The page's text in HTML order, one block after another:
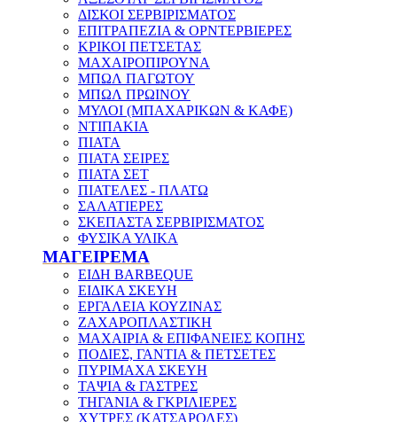
ΔΙΣΚΟΙ ΣΕΡΒΙΡΙΣΜΑΤΟΣ
ΕΠΙΤΡΑΠΕΖΙΑ & ΟΡΝΤΕΡΒΙΕΡΕΣ
ΚΡΙΚΟΙ ΠΕΤΣΕΤΑΣ
ΜΑΧΑΙΡΟΠΙΡΟΥΝΑ
ΜΠΩΛ ΠΑΓΩΤΟΥ
ΜΠΩΛ ΠΡΩΙΝΟΥ
ΜΥΛΟΙ (ΜΠΑΧΑΡΙΚΩΝ & ΚΑΦΕ)
ΝΤΙΠΑΚΙΑ
ΠΙΑΤΑ
ΠΙΑΤΑ ΣΕΙΡΕΣ
ΠΙΑΤΑ ΣΕΤ
ΠΙΑΤΕΛΕΣ - ΠΛΑΤΩ
ΣΑΛΑΤΙΕΡΕΣ
ΣΚΕΠΑΣΤΑ ΣΕΡΒΙΡΙΣΜΑΤΟΣ
ΦΥΣΙΚΑ ΥΛΙΚΑ
ΜΑΓΕΙΡΕΜΑ
ΕΙΔΗ BARBEQUE
ΕΙΔΙΚΑ ΣΚΕΥΗ
ΕΡΓΑΛΕΙΑ ΚΟΥΖΙΝΑΣ
ΖΑΧΑΡΟΠΛΑΣΤΙΚΗ
ΜΑΧΑΙΡΙΑ & ΕΠΙΦΑΝΕΙΕΣ ΚΟΠΗΣ
ΠΟΔΙΕΣ, ΓΑΝΤΙΑ & ΠΕΤΣΕΤΕΣ
ΠΥΡΙΜΑΧΑ ΣΚΕΥΗ
ΤΑΨΙΑ & ΓΑΣΤΡΕΣ
ΤΗΓΑΝΙΑ & ΓΚΡΙΛΙΕΡΕΣ
ΧΥΤΡΕΣ (ΚΑΤΣΑΡΟΛΕΣ)